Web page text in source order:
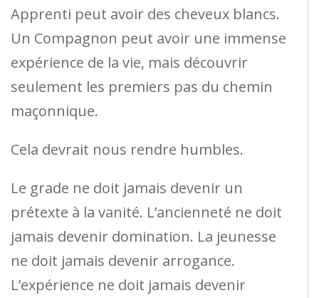
Apprenti peut avoir des cheveux blancs.
Un Compagnon peut avoir une immense
expérience de la vie, mais découvrir
seulement les premiers pas du chemin
maçonnique.
Cela devrait nous rendre humbles.
Le grade ne doit jamais devenir un
prétexte à la vanité. L’ancienneté ne doit
jamais devenir domination. La jeunesse
ne doit jamais devenir arrogance.
L’expérience ne doit jamais devenir